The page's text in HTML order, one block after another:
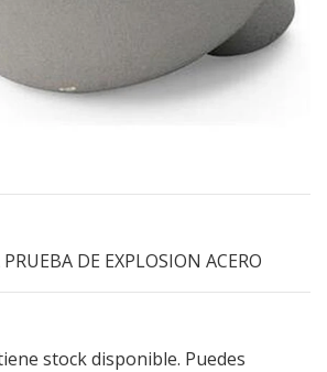
DE EXPLOSION ACERO
stock disponible. Puedes